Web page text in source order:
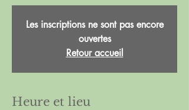
Les inscriptions ne sont pas encore
ouvertes
Retour accueil
Heure et lieu